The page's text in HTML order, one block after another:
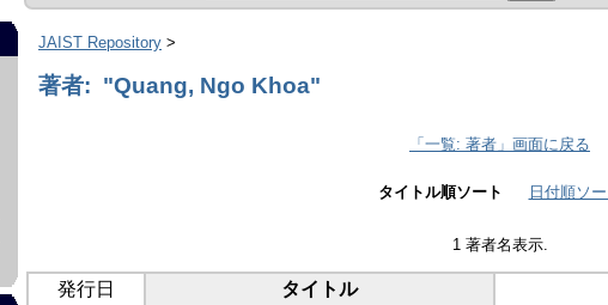
JAIST Repository >
著者: "Quang, Ngo Khoa"
「一覧: 著者」画面に戻る
タイトル順ソート 日付順ソー
1 著者名表示.
発行日 タイトル